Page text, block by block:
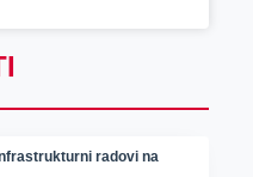
radovi na